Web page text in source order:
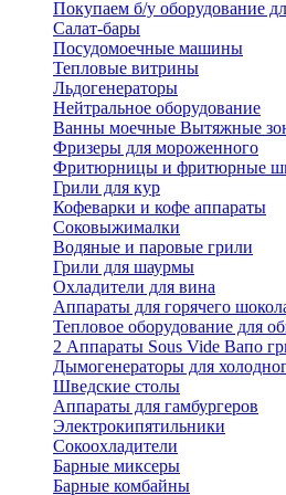
Покупаем б/у оборудование
Салат-бары
Посудомоечные машины
Тепловые витрины
Льдогенераторы
Нейтральное оборудование
Ванны моечные Вытяжные
Фризеры для мороженного
Фритюрницы и фритюрные
Грили для кур
Кофеварки и кофе аппараты
Соковыжималки
Водяные и паровые грили
Грили для шаурмы
Охладители для вина
Аппараты для горячего
Тепловое оборудование для
2 Аппараты Sous Vide Вапо
Дымогенераторы для
Шведские столы
Аппараты для гамбургеров
Электрокипятильники
Сокоохладители
Барные миксеры
Барные комбайны